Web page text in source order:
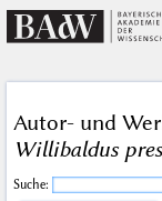
Autor- und
Willibaldus
Suche: